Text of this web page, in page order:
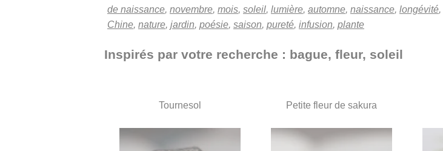
de naissance, novembre, mois, soleil, lumière, automne, naissance, longévité,
Chine, nature, jardin, poésie, saison, pureté, infusion, plante
Inspirés par votre recherche : bague, fleur, soleil
Tournesol Petite fleur de sakura